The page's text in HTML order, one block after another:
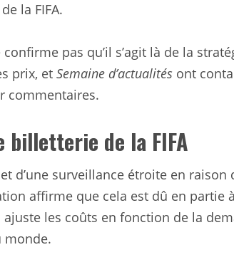
la FIFA.
pas qu’il s’agit là de la
prix, et Semaine d’actualités ont
commentaires.
billetterie de la FIFA
d’une surveillance étroite en
affirme que cela est dû en partie
les coûts en fonction de la
monde.